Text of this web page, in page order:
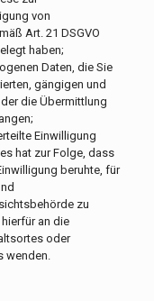
von
Art. 21 DSGVO
haben;
Daten, die Sie
gängigen und
die Übermittlung
Einwilligung
hat zur Folge, dass
beruhte, für
zu
an die
oder
wenden.